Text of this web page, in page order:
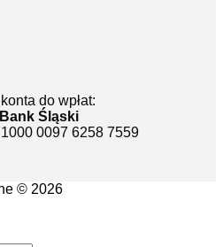
do wpłat:
Bank Śląski
0097 6258 7559
© 2026